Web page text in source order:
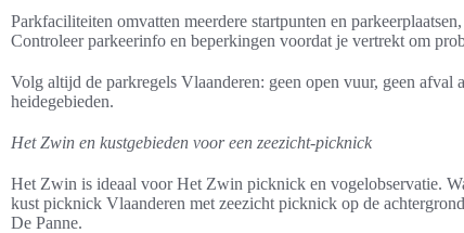
Parkfaciliteiten omvatten meerdere startpunten en
Controleer parkeerinfo en beperkingen voordat je vertrekt om
Volg altijd de parkregels Vlaanderen: geen open vuur, geen afval
heidegebieden.
Het Zwin en kustgebieden voor een zeezicht-picknick
Het Zwin is ideaal voor Het Zwin picknick en vogelobservatie.
kust picknick Vlaanderen met zeezicht picknick op de
De Panne.